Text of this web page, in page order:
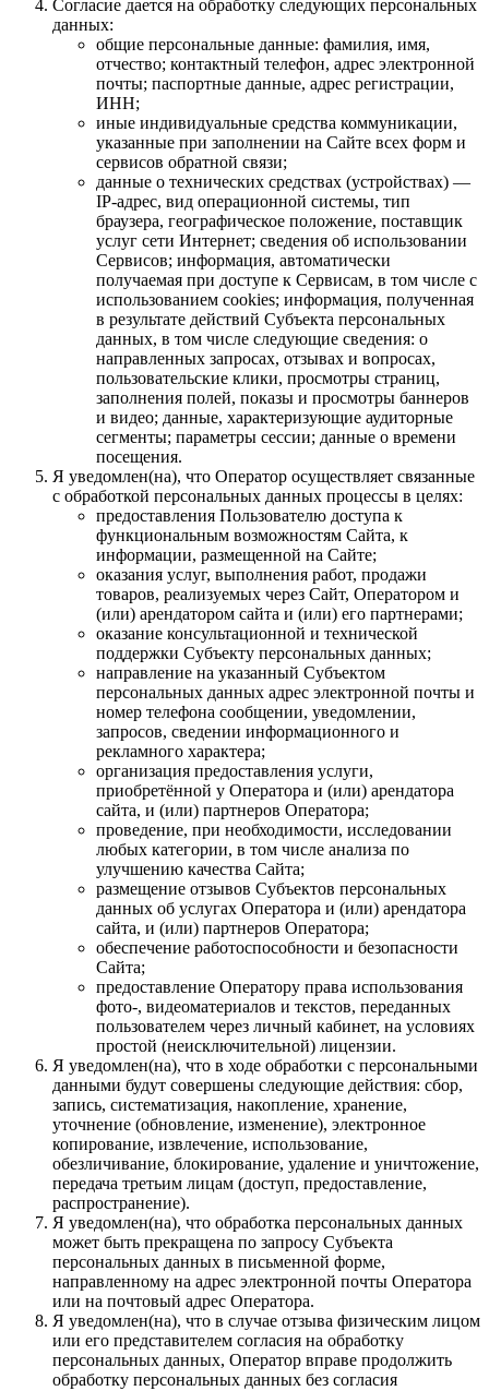
Согласие дается на обработку следующих персональных
данных:
общие персональные данные: фамилия, имя,
отчество; контактный телефон, адрес электронной
почты; паспортные данные, адрес регистрации,
ИНН;
иные индивидуальные средства коммуникации,
указанные при заполнении на Сайте всех форм и
сервисов обратной связи;
данные о технических средствах (устройствах) —
IP-адрес, вид операционной системы, тип
браузера, географическое положение, поставщик
услуг сети Интернет; сведения об использовании
Сервисов; информация, автоматически
получаемая при доступе к Сервисам, в том числе с
использованием cookies; информация, полученная
в результате действий Субъекта персональных
данных, в том числе следующие сведения: о
направленных запросах, отзывах и вопросах,
пользовательские клики, просмотры страниц,
заполнения полей, показы и просмотры баннеров
и видео; данные, характеризующие аудиторные
сегменты; параметры сессии; данные о времени
посещения.
Я уведомлен(на), что Оператор осуществляет связанные
с обработкой персональных данных процессы в целях:
предоставления Пользователю доступа к
функциональным возможностям Сайта, к
информации, размещенной на Сайте;
оказания услуг, выполнения работ, продажи
товаров, реализуемых через Сайт, Оператором и
(или) арендатором сайта и (или) его партнерами;
оказание консультационной и технической
поддержки Субъекту персональных данных;
направление на указанный Субъектом
персональных данных адрес электронной почты и
номер телефона сообщении, уведомлении,
запросов, сведении информационного и
рекламного характера;
организация предоставления услуги,
приобретённой у Оператора и (или) арендатора
сайта, и (или) партнеров Оператора;
проведение, при необходимости, исследовании
любых категории, в том числе анализа по
улучшению качества Сайта;
размещение отзывов Субъектов персональных
данных об услугах Оператора и (или) арендатора
сайта, и (или) партнеров Оператора;
обеспечение работоспособности и безопасности
Сайта;
предоставление Оператору права использования
фото-, видеоматериалов и текстов, переданных
пользователем через личный кабинет, на условиях
простой (неисключительной) лицензии.
Я уведомлен(на), что в ходе обработки с персональными
данными будут совершены следующие действия: сбор,
запись, систематизация, накопление, хранение,
уточнение (обновление, изменение), электронное
копирование, извлечение, использование,
обезличивание, блокирование, удаление и уничтожение,
передача третьим лицам (доступ, предоставление,
распространение).
Я уведомлен(на), что обработка персональных данных
может быть прекращена по запросу Субъекта
персональных данных в письменной форме,
направленному на адрес электронной почты Оператора
или на почтовый адрес Оператора.
Я уведомлен(на), что в случае отзыва физическим лицом
или его представителем согласия на обработку
персональных данных, Оператор вправе продолжить
обработку персональных данных без согласия